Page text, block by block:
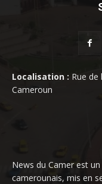
Localisation : Rue de
Cameroun
News du Camer est
camerounais, mis en